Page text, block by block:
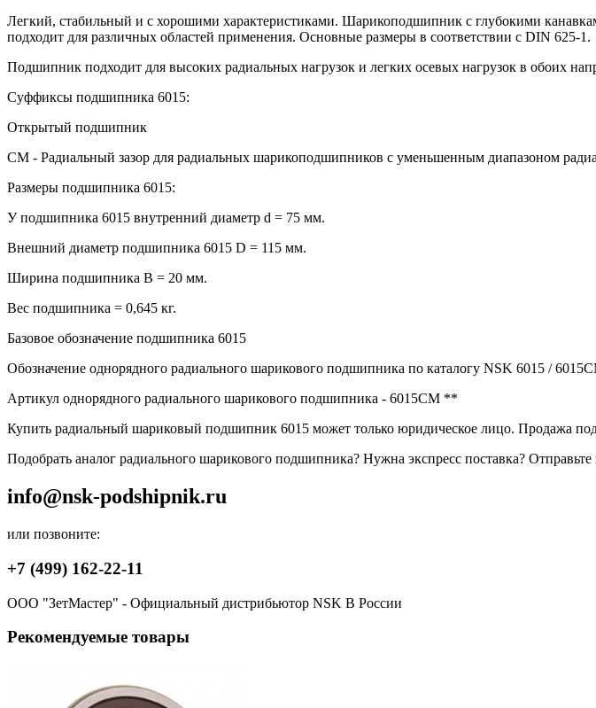
Легкий, стабильный и с хорошими характеристиками. Шарикоподшипник с глубокими
подходит для различных областей применения. Основные размеры в соответствии с DIN 625-1.
Подшипник подходит для высоких радиальных нагрузок и легких осевых нагрузок в обоих
Суффиксы подшипника 6015:
Открытый подшипник
CM - Радиальный зазор для радиальных шарикоподшипников с уменьшенным диапазоном
Размеры подшипника 6015:
У подшипника 6015 внутренний диаметр d = 75 мм.
Внешний диаметр подшипника 6015 D = 115 мм.
Ширина подшипника B = 20 мм.
Вес подшипника = 0,645 кг.
Базовое обозначение подшипника 6015
Обозначение однорядного радиального шарикового подшипника по каталогу NSK 6015 /
Артикул однорядного радиального шарикового подшипника - 6015CM **
Купить радиальный шариковый подшипник 6015 может только юридическое лицо. Продажа
Подобрать аналог радиального шарикового подшипника? Нужна экспресс поставка? Отправьте
info@nsk-podshipnik.ru
или позвоните:
+7 (499) 162-22-11
ООО "ЗетМастер" - Официальный дистрибьютор NSK В России
Рекомендуемые товары